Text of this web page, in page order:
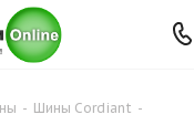
- Шины Cordiant -